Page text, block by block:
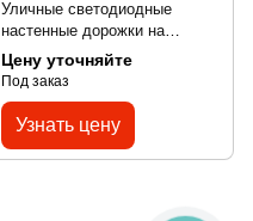
Уличные светодиодные
настенные дорожки на
солнечной батарее, садовые
наружные подземные
освещение для травы
Цену уточняйте
Под заказ
Узнать цену